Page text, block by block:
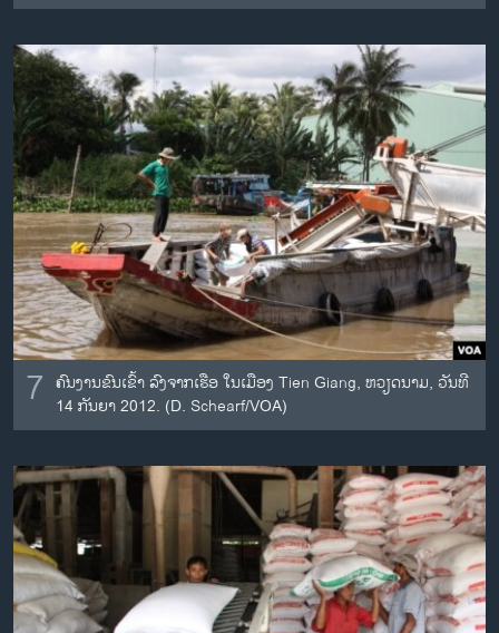
7 ຄົນງານຂົນເຂົ້າ ລົງຈາກເຮືອ ໃນເມືອງ Tien Giang, ຫວຽດນາມ, ວັນທີ
14 ກັນຍາ 2012. (D. Schearf/VOA)